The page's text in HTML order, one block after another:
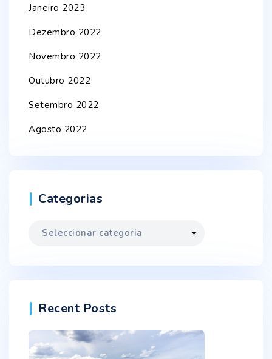
Janeiro 2023
Dezembro 2022
Novembro 2022
Outubro 2022
Setembro 2022
Agosto 2022
Categorias
Categorias
Recent Posts